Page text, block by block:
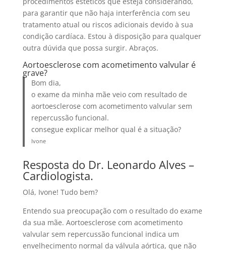
para garantir que não haja interferência com seu
tratamento atual ou riscos adicionais devido à sua
condição cardíaca. Estou à disposição para qualquer
outra dúvida que possa surgir. Abraços.
Aortoesclerose com acometimento valvular é
grave?
Bom dia,
o exame da minha mãe veio com resultado de
aortoesclerose com acometimento valvular sem
repercussão funcional.
consegue explicar melhor qual é a situação?
Ivone
Resposta do Dr. Leonardo Alves –
Cardiologista.
Olá, Ivone! Tudo bem?
Entendo sua preocupação com o resultado do exame
da sua mãe. Aortoesclerose com acometimento
valvular sem repercussão funcional indica um
envelhecimento normal da válvula aórtica, que não